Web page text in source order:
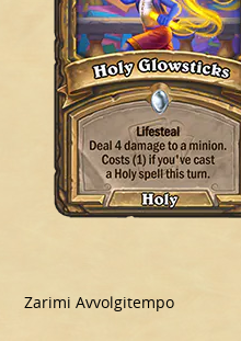
Zarimi Avvolgitempo